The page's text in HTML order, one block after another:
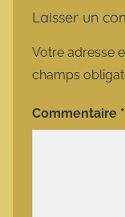
Laisser un
Votre adresse
champs
Commentaire *